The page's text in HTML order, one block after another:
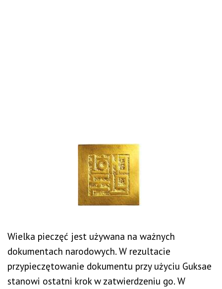
Wielka pieczęć jest używana na ważnych
dokumentach narodowych. W rezultacie
przypieczętowanie dokumentu przy użyciu Guksae
stanowi ostatni krok w zatwierdzeniu go. W